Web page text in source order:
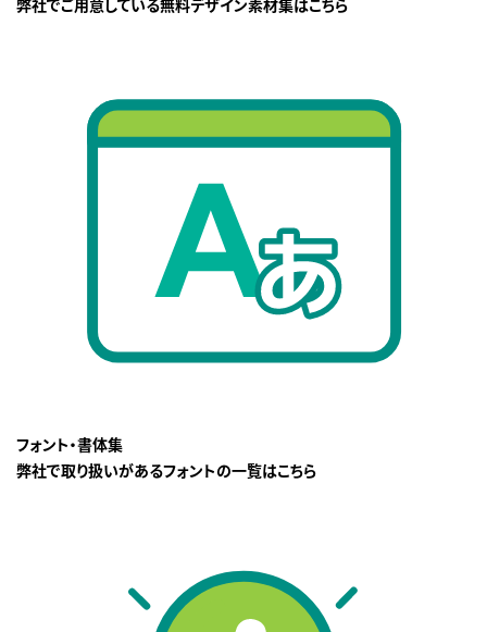
弊社でご用意している無料デザイン素材集はこちら
フォント・書体集
弊社で取り扱いがあるフォントの一覧はこちら